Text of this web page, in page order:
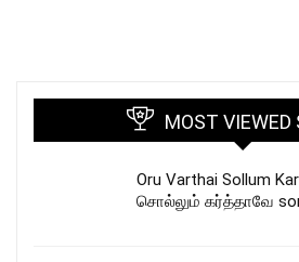
MOST VIEWED
Oru Varthai Sollum
சொல்லும் கர்த்தாவே